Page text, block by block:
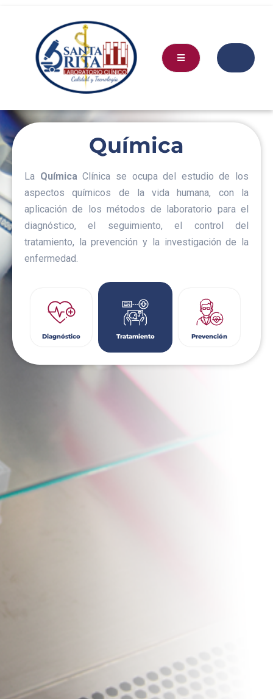
Química
La Química Clínica se ocupa del estudio de los
aspectos químicos de la vida humana, con la
aplicación de los métodos de laboratorio para el
diagnóstico, el seguimiento, el control del
tratamiento, la prevención y la investigación de la
enfermedad.
Diagnóstico Tratamiento Prevención